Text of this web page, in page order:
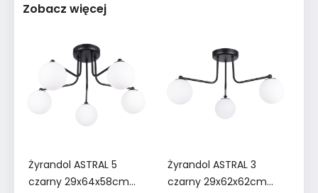
Zobacz więcej
Żyrandol ASTRAL 5
czarny 29x64x58cm
Żyrandol ASTRAL 3
czarny 29x62x62cm